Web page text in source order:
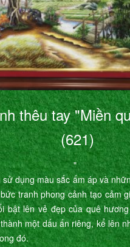
thêu tay "Miền
(621)
"
sử dụng màu sắc ấm áp và
tranh phong cảnh tạo cảm
bật lên vẻ đẹp của quê
một dấu ấn riêng, kể lên
đó.